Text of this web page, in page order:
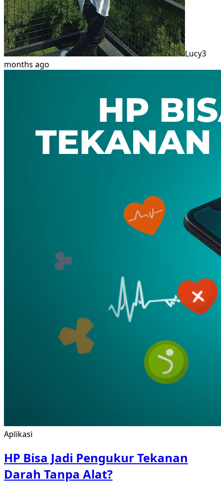
Lucy3
months ago
Aplikasi
HP Bisa Jadi Pengukur Tekanan
Darah Tanpa Alat?